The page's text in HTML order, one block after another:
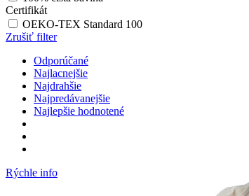
Certifikát
OEKO-TEX Standard 100
Zrušiť filter
Odporúčané
Najlacnejšie
Najdrahšie
Najpredávanejšie
Najlepšie hodnotené
Rýchle info